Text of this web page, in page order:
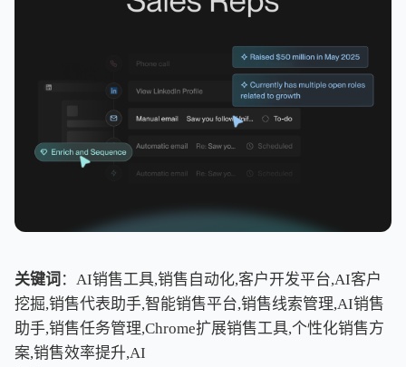
关键词 ：AI销售工具,销售自动化,客户开发平台,AI客户
挖掘,销售代表助手,智能销售平台,销售线索管理,AI销售
助手,销售任务管理,Chrome扩展销售工具,个性化销售方
案,销售效率提升,AI